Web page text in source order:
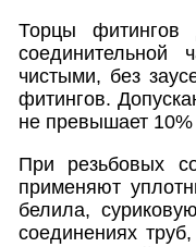
Торцы
чистыми, без
фитингов.
не превышает
При резьбовых
применяют
белила,
соединениях